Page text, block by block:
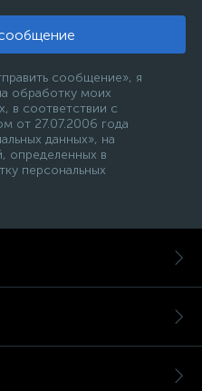
сообщение», я
обработку моих
в соответствии с
от 27.07.2006 года
данных», на
определенных в
персональных